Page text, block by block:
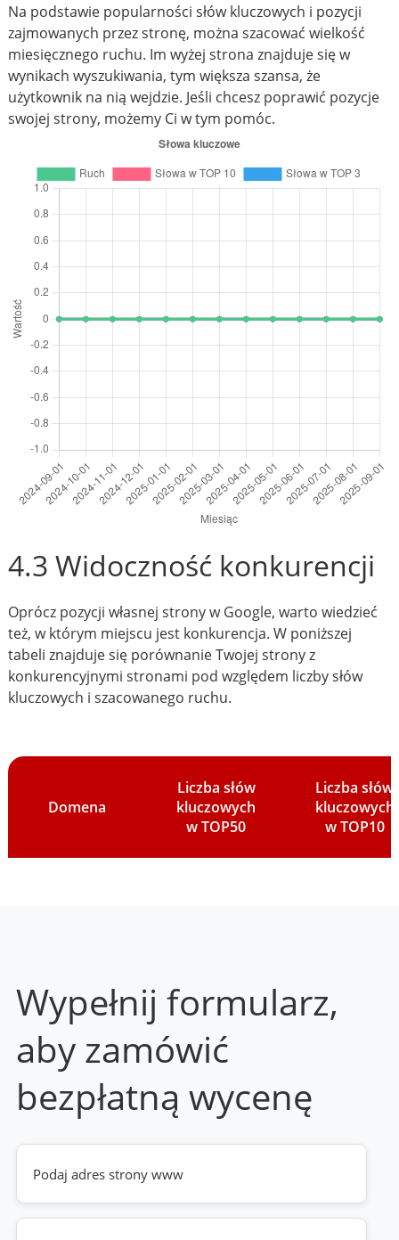
Na podstawie popularności słów kluczowych i pozycji
zajmowanych przez stronę, można szacować wielkość
miesięcznego ruchu. Im wyżej strona znajduje się w
wynikach wyszukiwania, tym większa szansa, że
użytkownik na nią wejdzie. Jeśli chcesz poprawić pozycje
swojej strony, możemy Ci w tym pomóc.
4.3 Widoczność konkurencji
Oprócz pozycji własnej strony w Google, warto wiedzieć
też, w którym miejscu jest konkurencja. W poniższej
tabeli znajduje się porównanie Twojej strony z
konkurencyjnymi stronami pod względem liczby słów
kluczowych i szacowanego ruchu.
Domena
Liczba słów
kluczowych
w TOP50
Liczba słów
kluczowych
w TOP10
Wypełnij formularz,
aby zamówić
bezpłatną wycenę
Twoja
strona
www
(wymagane)
Telefon